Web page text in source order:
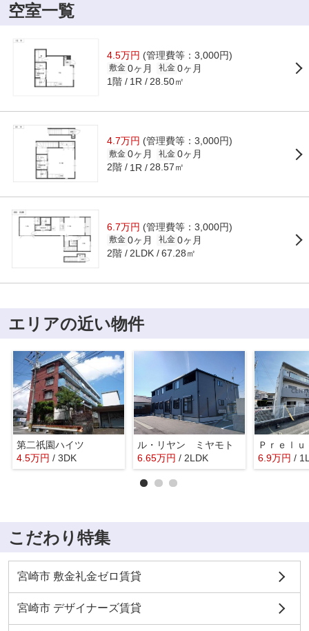
空室一覧
4.5万円 (管理費等：3,000円)
敷金 0ヶ月 礼金 0ヶ月
1階 1R 28.50㎡
4.7万円 (管理費等：3,000円)
敷金 0ヶ月 礼金 0ヶ月
2階 1R 28.57㎡
6.7万円 (管理費等：3,000円)
敷金 0ヶ月 礼金 0ヶ月
2階 2LDK 67.28㎡
エリアの近い物件
第二祇園ハイツ
4.5万円 / 3DK
ル・リヤン ミヤモト
6.65万円 / 2LDK 6.9万円 /
こだわり特集
宮崎市 敷金礼金ゼロ賃貸
宮崎市 デザイナーズ賃貸